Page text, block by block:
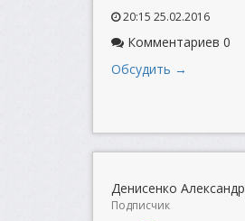
20:15 25.02.2016
Комментариев 0
Обсудить →
Денисенко Александр
Подписчик